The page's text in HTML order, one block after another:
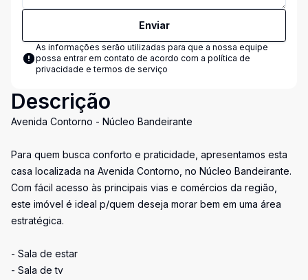
Enviar
As informações serão utilizadas para que a nossa equipe
possa entrar em contato de acordo com a política de
privacidade e termos de serviço
Descrição
Avenida Contorno - Núcleo Bandeirante
Para quem busca conforto e praticidade, apresentamos esta
casa localizada na Avenida Contorno, no Núcleo Bandeirante.
Com fácil acesso às principais vias e comércios da região,
este imóvel é ideal p/quem deseja morar bem em uma área
estratégica.
- Sala de estar
- Sala de tv